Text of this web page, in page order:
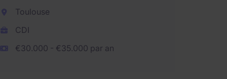
Toulouse
CDI
€30.000 - €35.000 par an